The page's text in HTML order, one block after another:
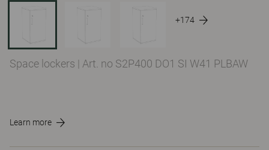
+174
Space lockers | Art. no S2P400 DO1 SI W41 PLBAW
Learn more